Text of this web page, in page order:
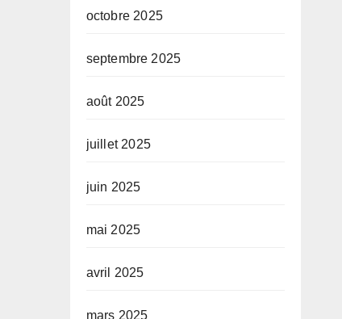
octobre 2025
septembre 2025
août 2025
juillet 2025
juin 2025
mai 2025
avril 2025
mars 2025